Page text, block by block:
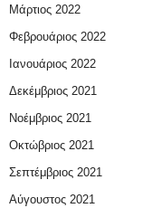
Μάρτιος 2022
Φεβρουάριος 2022
Ιανουάριος 2022
Δεκέμβριος 2021
Νοέμβριος 2021
Οκτώβριος 2021
Σεπτέμβριος 2021
Αύγουστος 2021